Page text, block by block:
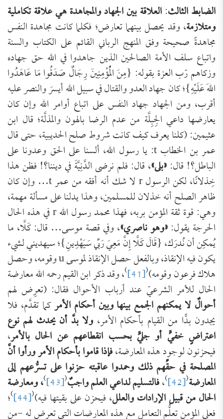
الضابط الثالث:العلاقة بين الجهاد والمجاهدة هي علاقة تكاملية
ومتلازمة، وقد يحصل بينهما تعارض؛ فكلما كانت مجاهدة النفس
مجاهدةً صحيحة وفق المنهج الرباني القائم على الكتاب والسنة
واتباع سلف الأمة الصالحين الذين جاهدوا في الله حق جهاده
وزكاهم رّب العزة بقوله: {مِنَ الْمُؤْمِنِينَ رِجَالٌ صَدَقُوا مَا عَاهَدُوا
اللهَ عَلَيْهِ}؛ كان جهاد العدو والقتال في سبيل الله أيسرَ والنصر عليه
أقرب، ومن الجهاد جهاد النفس على اتباع أوامر الله وإن كان
يعارضها داعي الجِبِلَّة من عدم الرضا بالهون والمذلَّة؛ قال ابن
عثيمين: (كلنا يعرف كيف كانت شروط صلح الحديبية، حتى قال
عمر بن الخطاب t: يا رسول الله، ألسنا على الحق وعدونا على
الباطل؟! قال:«بلى»، قال: فلم نرضى الدَّنِيَّةَ في ديننا؟! فظن هذا
خِذلانًا، لكن الرسول r لا شك أنه أفقه من عمر t… وإن كان
ظاهر الصلح أنه خذلان للمسلمين، وهذا يدلنا على مسألة مهمة،
وهي: قوة ثقة المؤمن بربه، فهذا محمد رسول الله r في هذه الحال
الحرجة يقول:«وهو ناصري»، وفي قصة موسى… قال: كَلَّا، ما
يُمكِن أن نُدرَك، {قَالَ كَلَّا إِنَّ مَعِيَ رَبِّي سَيَهْدِينِ}؛ سيهديني لشيء
يكون فيه الإنقاذ، وبالفعل حصل الإنقاذ لموسى u وقومه، وحصل
هلاك فرعون وقومه)(
[41]
)، وقد ذكر ابن القيم رحمه الله معارضة
الحال للأمر الشرعيّ عند أرباب الأحوال فقال: (تعرِض لهم
أحوالٌ لا يمكنهم الجمع بينها وبين أحكام الأمركما تقدَّم، فلا
يجدون بدًّا من القيام بأحكام الأمر، ولا بدَّ أن يحدث لهم نوع
اعتراضٍ خفيٍّ أو جليٍّ بحسب انقطاعهم عن الحال بالأمر،
فيحزنون لوجود هذه المعارضة،فإذا قاموا بأحكام الأمر ورأوا أنَّ
المصلحة في حقِّهم ذلك وحمدوا عاقبته حزنوا على تسرُّعهم إلى
المعارضة(
[42]
)،فالتسليم لداعي العلم واجبٌ(
[43]
)، ومعارضة
الحال من قبيل الإرادات والعلل، فيحزن على بقيتها فيه)(
[44]
)؛
فعلى المؤمن تعلُّم التعامل مع هذه المعارضات التي تعرض له -من